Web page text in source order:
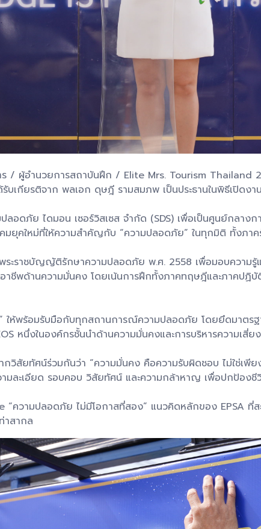
/ ผู้อำนวยการสถาบันฝึก / Elite Mrs. Tourism
บเกียรติจาก พลเอก ดุษฎี รามสมภพ เป็นประธานในพิธีเปิดงา
อดภัย ไดมอน เซอร์วิสเซส จำกัด (SDS) เพื่อเป็นศูนย์กลา
ยุคใหม่ที่ให้ความสำคัญกับ “ความปลอดภัย” ในทุกมิติ ทั้งภาค
ะราชบัญญัติรักษาความปลอดภัย พ.ศ. 2558 เพื่อมอบความรู้
ชีพด้านความมั่นคง โดยเน้นการฝึกทั้งภาคทฤษฎีและภาคปฏิ
ให้พร้อมรับมือกับทุกสถานการณ์ความปลอดภัย โดยยึดมาตร
หนึ่งในองค์กรชั้นนำด้านความมั่นคงและการบริหารความเสี่
กวิสัยทัศน์ร่วมกันว่า “ความมั่นคง คือความรับผิดชอบ ไม่ใช่เพีย
มละเอียด รอบคอบ วิสัยทัศน์ และความกล้าหาญ เพื่อปกป้อง
ความปลอดภัย ไม่มีโอกาสที่สอง” แนวคิดหลักของ EPSA ที่
าสากล